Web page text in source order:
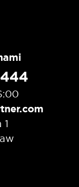
1